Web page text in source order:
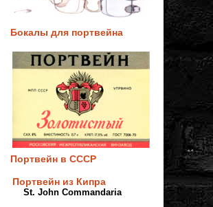
Бокалы для портвейна
Портвейн в СССР
Портвейн из Кипра
St. John Commandaria